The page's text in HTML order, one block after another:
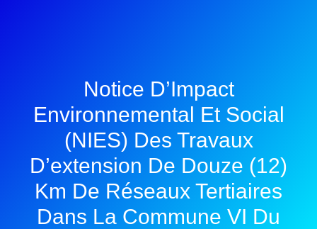
Notice D’Impact
Environnemental Et Social
(NIES) Des Travaux
D’extension De Douze (12)
Km De Réseaux Tertiaires
Dans La Commune VI Du